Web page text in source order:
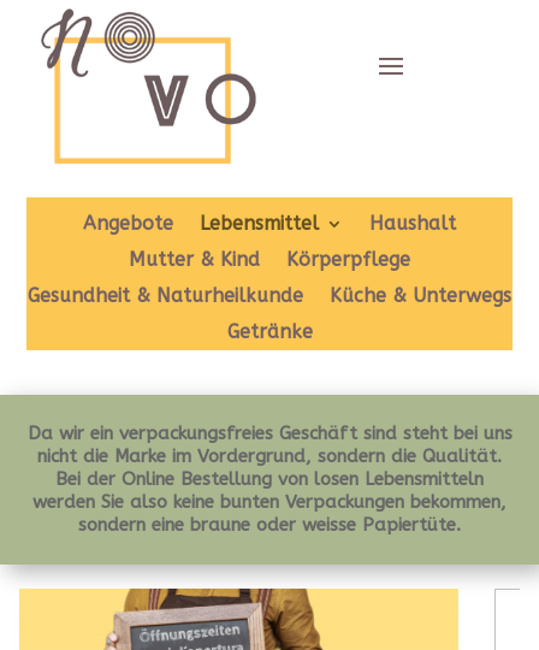
Angebote Lebensmittel
Haushalt
Mutter & Kind
Körperpflege
Gesundheit & Naturheilkunde
Küche & Unterwegs
Getränke
Da wir ein verpackungsfreies Geschäft sind steht bei uns
nicht die Marke im Vordergrund, sondern die Qualität.
Bei der Online Bestellung von losen Lebensmitteln
werden Sie also keine bunten Verpackungen bekommen,
sondern eine braune oder weisse Papiertüte.